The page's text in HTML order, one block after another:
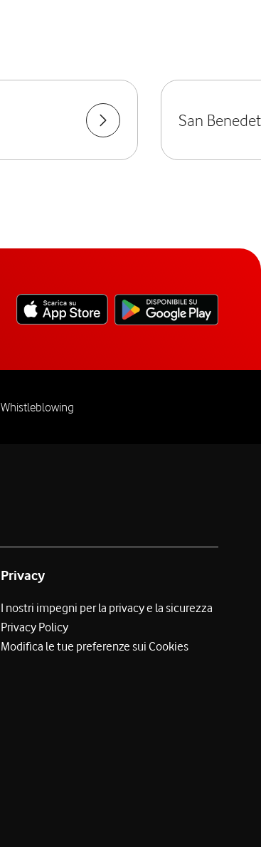
San
Whistleblowing
Privacy
I nostri impegni per la privacy e la sicurezza
Privacy Policy
Modifica le tue preferenze sui Cookies